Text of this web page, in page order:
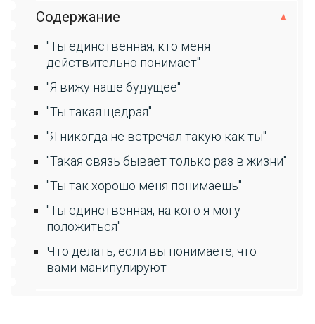
Содержание
"Ты единственная, кто меня
действительно понимает"
"Я вижу наше будущее"
"Ты такая щедрая"
"Я никогда не встречал такую как ты"
"Такая связь бывает только раз в жизни"
"Ты так хорошо меня понимаешь"
"Ты единственная, на кого я могу
положиться"
Что делать, если вы понимаете, что
вами манипулируют